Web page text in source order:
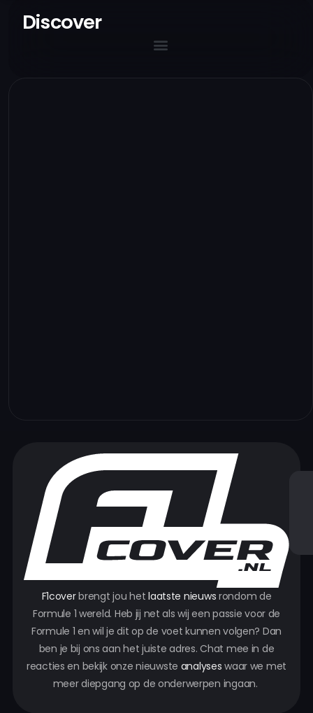
Discover
F1coverbrengt jou hetlaatste nieuws rondom de
Formule 1 wereld. Heb jij net als wij een passie voor de
Formule 1 en wil je dit op de voet kunnen volgen? Dan
ben je bij ons aan het juiste adres. Chat mee in de
reacties en bekijk onze nieuwste analyses waar we met
meer diepgang op de onderwerpen ingaan.